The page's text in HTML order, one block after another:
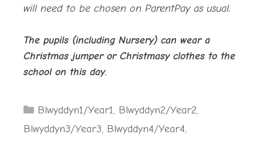
will need to be chosen on ParentPay as usual.
The pupils (including Nursery) can wear a
Christmas jumper or Christmasy clothes to the
school on this day.
Categories
Blwyddyn1/Year1, Blwyddyn2/Year2,
Blwyddyn3/Year3, Blwyddyn4/Year4,